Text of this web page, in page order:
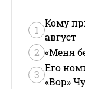
1
Кому
август
2 «Меня
3
Его
«Вор»